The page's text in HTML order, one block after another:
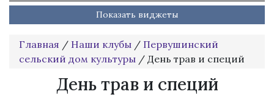
Показать виджеты
Главная / Наши клубы / Первушинский
сельский дом культуры / День трав и специй
День трав и специй